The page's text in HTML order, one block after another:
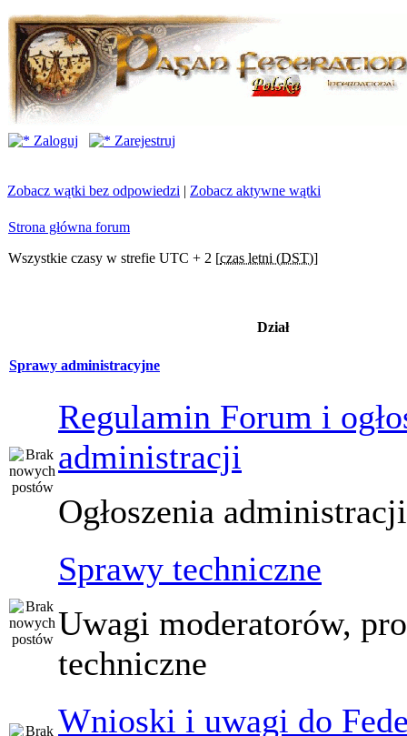
Zaloguj Zarejestruj
Zobacz wątki bez odpowiedzi | Zobacz aktywne wątki
Strona główna forum
Wszystkie czasy w strefie UTC + 2 [czas letni (DST)]
Dział
Sprawy administracyjne
Regulamin Forum i
administracji
Ogłoszenia
Sprawy techniczne
Uwagi moderatorów,
techniczne
Wnioski i uwagi do